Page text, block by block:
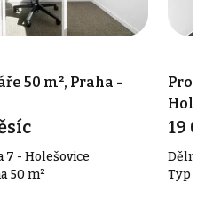
50 m², Praha -
7 - Holešovice
50 m²
19
Dělnická
Typ